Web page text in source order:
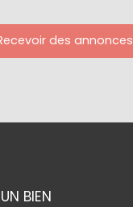
des annonces
BIEN